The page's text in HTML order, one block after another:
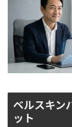
ベルスキン
ット